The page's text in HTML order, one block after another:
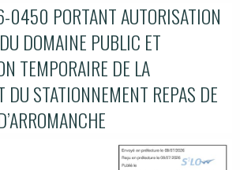
0450 PORTANT AUTORISATION
DOMAINE PUBLIC ET
TEMPORAIRE DE LA
DU STATIONNEMENT REPAS DE